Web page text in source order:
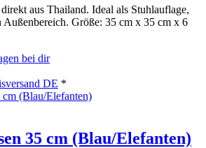
aus Thailand. Ideal als Stuhlauflage,
Außenbereich. Größe: 35 cm x 35 cm x 6
bei dir
DE *
35 cm (Blau/Elefanten)